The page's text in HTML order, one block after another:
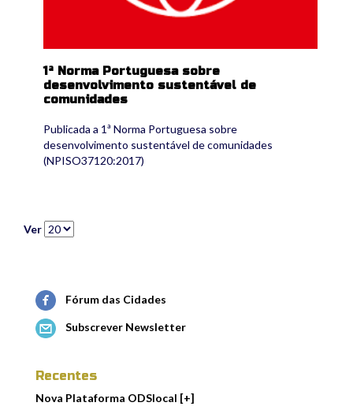
1ª Norma Portuguesa sobre
desenvolvimento sustentável de
comunidades
Publicada a 1ª Norma Portuguesa sobre
desenvolvimento sustentável de comunidades
(NPISO37120:2017)
Ver
Fórum das Cidades
Subscrever Newsletter
Recentes
Nova Plataforma ODSlocal [+]